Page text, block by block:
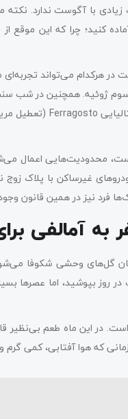
تفاوت زیادی با آگوست
کنید؛ چرا که این موقع
هرکدام می‌تواند تجربه‌ای
محدودیت‌هایی اعمال
به آمالفی
است. در این زمان گل‌های وحشی
روز بپوشید، اما عصرها
است. در این ماه طعم بی‌نظیر
که هوا آفتابی، کمی